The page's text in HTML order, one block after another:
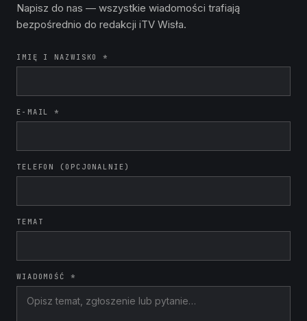
Napisz do nas — wszystkie wiadomości trafiają
bezpośrednio do redakcji iTV Wisła.
IMIĘ I NAZWISKO *
E-MAIL *
TELEFON (OPCJONALNIE)
TEMAT
WIADOMOŚĆ *